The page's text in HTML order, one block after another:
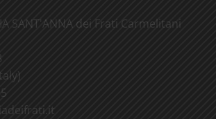
SANT'ANNA dei Frati Carmelitani